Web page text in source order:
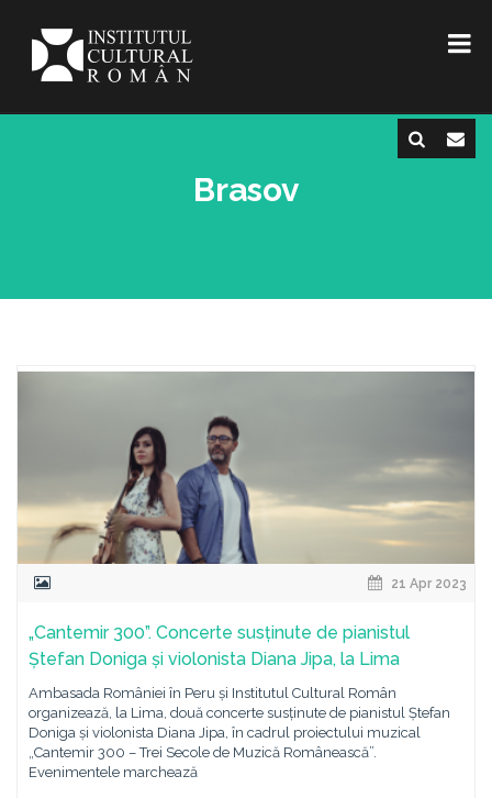
Brasov
21 Apr 2023
„Cantemir 300”. Concerte susținute de pianistul
Ștefan Doniga și violonista Diana Jipa, la Lima
Ambasada României în Peru și Institutul Cultural Român
organizează, la Lima, două concerte susținute de pianistul Ștefan
Doniga și violonista Diana Jipa, în cadrul proiectului muzical
„Cantemir 300 – Trei Secole de Muzică Românească”.
Evenimentele marchează